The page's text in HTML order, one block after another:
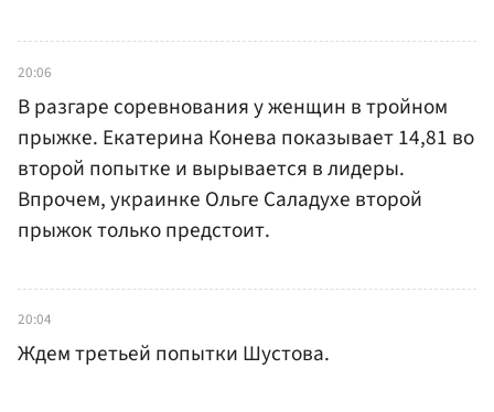
20:06
В разгаре соревнования у женщин в тройном
прыжке. Екатерина Конева показывает 14,81 во
второй попытке и вырывается в лидеры.
Впрочем, украинке Ольге Саладухе второй
прыжок только предстоит.
20:04
Ждем третьей попытки Шустова.